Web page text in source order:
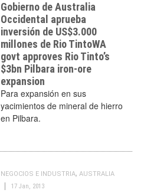
Gobierno de Australia
Occidental aprueba
inversión de US$3.000
millones de Rio TintoWA
govt approves Rio Tinto’s
$3bn Pilbara iron-ore
expansion
Para expansión en sus
yacimientos de mineral de hierro
en Pilbara.
NEGOCIOS E INDUSTRIA, AUSTRALIA
17 Jan, 2013